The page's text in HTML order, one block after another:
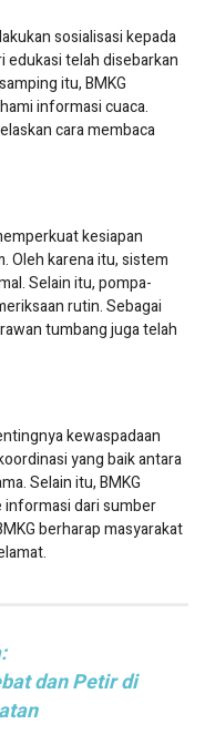
sosialisasi kepada
edukasi telah disebarkan
itu, BMKG
informasi cuaca.
cara membaca
kesiapan
Oleh karena itu, sistem
Selain itu, pompa-
rutin. Sebagai
tumbang juga telah
kewaspadaan
yang baik antara
Selain itu, BMKG
dari sumber
berharap masyarakat
dan Petir di